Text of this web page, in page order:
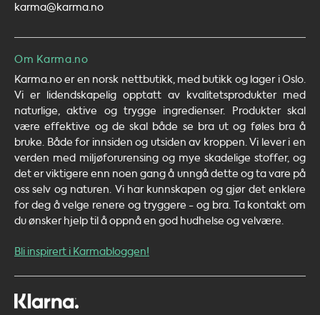
karma@karma.no
Om Karma.no
Karma.no er en norsk nettbutikk, med butikk og lager i Oslo.
Vi er lidendskapelig opptatt av kvalitetsprodukter med
naturlige, aktive og trygge ingredienser. Produkter skal
være effektive og de skal både se bra ut og føles bra å
bruke. Både for innsiden og utsiden av kroppen. Vi lever i en
verden med miljøforurensing og mye skadelige stoffer, og
det er viktigere enn noen gang å unngå dette og ta vare på
oss selv og naturen. Vi har kunnskapen og gjør det enklere
for deg å velge renere og tryggere - og bra. Ta kontakt om
du ønsker hjelp til å oppnå en god hudhelse og velvære.
Bli inspirert i Karmabloggen!